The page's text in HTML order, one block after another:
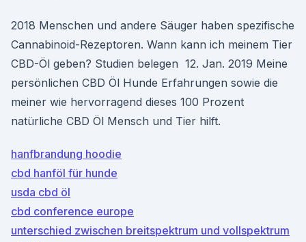
2018 Menschen und andere Säuger haben spezifische
Cannabinoid-Rezeptoren. Wann kann ich meinem Tier
CBD-Öl geben? Studien belegen 12. Jan. 2019 Meine
persönlichen CBD Öl Hunde Erfahrungen sowie die
meiner wie hervorragend dieses 100 Prozent
natürliche CBD Öl Mensch und Tier hilft.
hanfbrandung hoodie
cbd hanföl für hunde
usda cbd öl
cbd conference europe
unterschied zwischen breitspektrum und vollspektrum